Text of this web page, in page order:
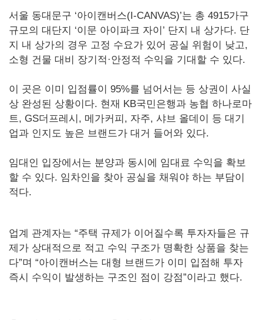
서울 동대문구 ‘아이캔버스(I-CANVAS)’는 총 4915가구
규모의 대단지 ‘이문 아이파크 자이’ 단지 내 상가다. 단
지 내 상가의 경우 고정 수요가 있어 공실 위험이 낮고,
소형 건물 대비 장기적·안정적 수익을 기대할 수 있다.
이 곳은 이미 입점률이 95%를 넘어서는 등 상권이 사실
상 완성된 상황이다. 현재 KB국민은행과 농협 하나로마
트, GS더프레시, 메가커피, 자주, 샤브 올데이 등 대기
업과 인지도 높은 브랜드가 대거 들어와 있다.
임대인 입장에서는 분양과 동시에 임대료 수익을 확보
할 수 있다. 임차인을 찾아 공실을 채워야 하는 부담이
적다.
업계 관계자는 “주택 규제가 이어질수록 투자자들은 규
제가 상대적으로 적고 수익 구조가 명확한 상품을 찾는
다”며 “아이캔버스는 대형 브랜드가 이미 입점해 투자
즉시 수익이 발생하는 구조인 점이 강점”이라고 했다.